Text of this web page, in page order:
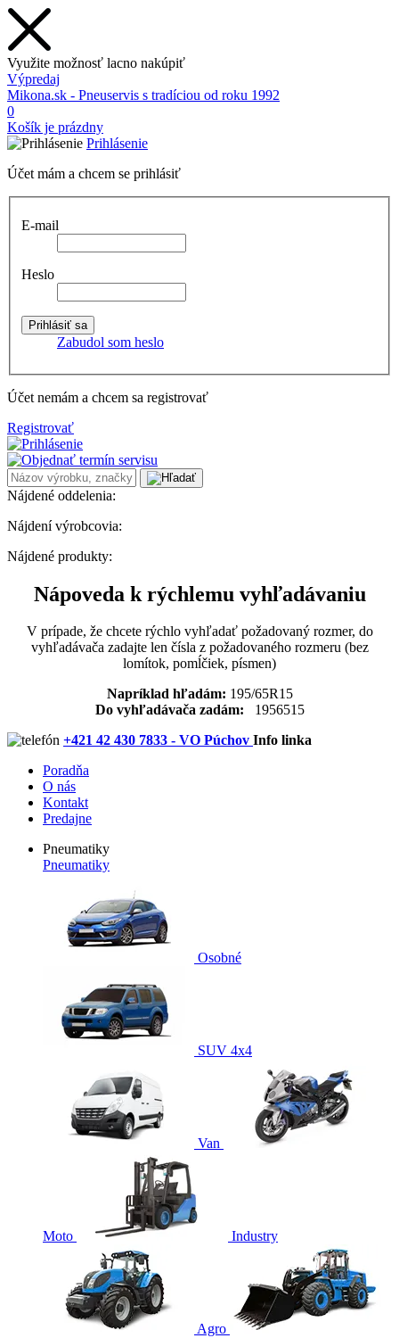
Využite možnosť lacno nakúpiť
Výpredaj
Mikona.sk - Pneuservis s tradíciou od roku 1992
0
Košík je prázdny
Prihlásenie
Účet mám a chcem se prihlásiť
E-mail
Heslo
Zabudol som heslo
Účet nemám a chcem sa registrovať
Registrovať
Nájdené oddelenia:
Nájdení výrobcovia:
Nájdené produkty:
Nápoveda k rýchlemu vyhľadávaniu
V prípade, že chcete rýchlo vyhľadať požadovaný rozmer, do
vyhľadávača zadajte len čísla z požadovaného rozmeru (bez
lomítok, pomĺčiek, písmen)
Napríklad hľadám: 195/65R15
Do vyhľadávača zadám: 1956515
+421 42 430 7833 - VO Púchov Info linka
Poradňa
O nás
Kontakt
Predajne
Pneumatiky
Pneumatiky
Osobné
SUV 4x4
Van
Moto Industry
Agro